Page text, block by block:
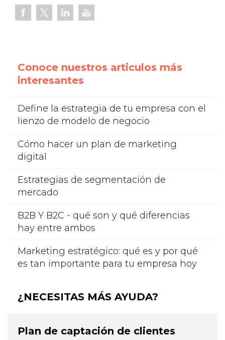
Conoce nuestros articulos más
interesantes
Define la estrategia de tu empresa con el
lienzo de modelo de negocio
Cómo hacer un plan de marketing
digital
Estrategias de segmentación de
mercado
B2B Y B2C - qué son y qué diferencias
hay entre ambos
Marketing estratégico: qué es y por qué
es tan importante para tu empresa hoy
¿NECESITAS MÁS AYUDA?
Plan de captación de clientes